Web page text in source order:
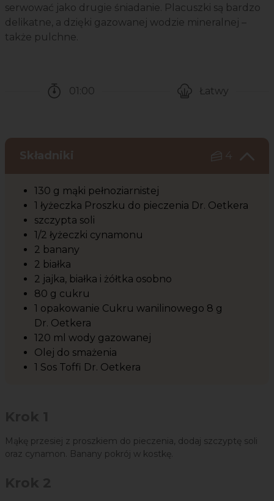
serwować jako drugie śniadanie. Placuszki są bardzo
delikatne, a dzięki gazowanej wodzie mineralnej –
także pulchne.
01:00
Łatwy
Składniki 4
130 g mąki pełnoziarnistej
1 łyżeczka Proszku do pieczenia Dr. Oetkera
szczypta soli
1/2 łyżeczki cynamonu
2 banany
2 białka
2 jajka, białka i żółtka osobno
80 g cukru
1 opakowanie Cukru wanilinowego 8 g
Dr. Oetkera
120 ml wody gazowanej
Olej do smażenia
1 Sos Toffi Dr. Oetkera
Mąkę przesiej z proszkiem do pieczenia, dodaj szczyptę soli
oraz cynamon. Banany pokrój w kostkę.